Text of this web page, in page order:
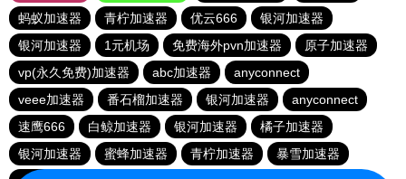
蚂蚁加速器
青柠加速器 优云666
银河加速器
银河加速器
1元机场 免费海外pvn加速器
原子加速器
vp(永久免费)加速器
abc加速器
anyconnect
veee加速器
番石榴加速器 银河加速器
anyconnect
速鹰666
白鲸加速器 银河加速器
橘子加速器
银河加速器
蜜蜂加速器 青柠加速器
暴雪加速器